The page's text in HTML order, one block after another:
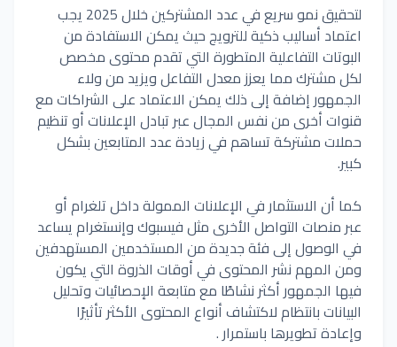
لتحقيقنموسريعفيعدد المشتركينخلال2025 يجب
اعتماد أساليبذكيةللترويجحيثيمكن الاستفادةمن
البوتات التفاعلية المتطورة التيتقدممحتوىمخصص
لكلمشتركمما يعززمعدل التفاعلويزيد منولاء
الجمهورإضافةإلىذلكيمكن الاعتماد على الشراكاتمع
قنواتأخرىمننفس المجالعبرتبادل الإعلاناتأوتنظيم
حملاتمشتركةتساهمفيزيادةعدد المتابعينبشكل
كبير.
كما أن الاستثمارفي الإعلانات الممولةداخلتلغرامأو
عبرمنصات التواصل الأخرىمثلفيسبوكوإنستغراميساعد
في الوصولإلىفئةجديدةمن المستخدمين المستهدفين
ومن المهمنشر المحتوىفيأوقات الذروة التييكون
فيها الجمهورأكثرنشاطًا معمتابعة الإحصائياتوتحليل
البياناتبانتظاملاكتشافأنواع المحتوى الأكثرتأثيرًا
وإعادةتطويرها باستمرار.